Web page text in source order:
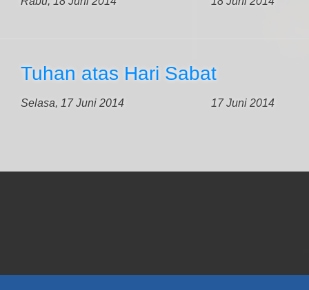
Tuhan atas Hari Sabat
Selasa, 17 Juni 2014 17 Juni 2014